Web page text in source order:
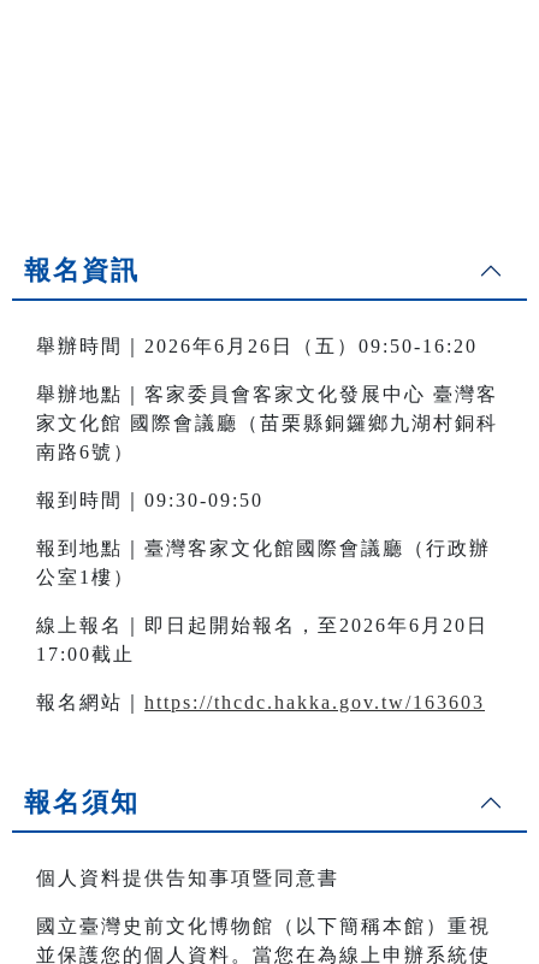
報名資訊
舉辦時間｜2026年6月26日（五）09:50-16:20
舉辦地點｜客家委員會客家文化發展中心 臺灣客
家文化館 國際會議廳（苗栗縣銅鑼鄉九湖村銅科
南路6號）
報到時間｜09:30-09:50
報到地點｜臺灣客家文化館國際會議廳（行政辦
公室1樓）
線上報名｜即日起開始報名，至2026年6月20日
17:00截止
報名網站｜ https://thcdc.hakka.gov.tw/163603
報名須知
個人資料提供告知事項暨同意書
國立臺灣史前文化博物館（以下簡稱本館）重視
並保護您的個人資料。當您在為線上申辦系統使